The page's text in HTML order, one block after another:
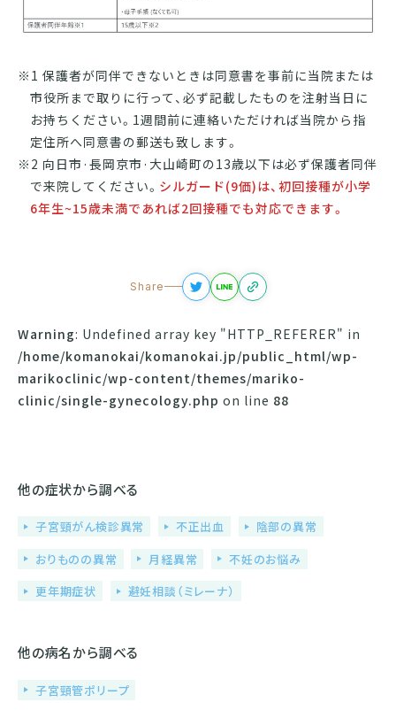
※ 1 保護者が同伴できないときは同意書を事前に当院または
市役所まで取りに行って、必ず記載したものを注射当日に
お持ちください。1週間前に連絡いただければ当院から指
定住所へ同意書の郵送も致します。
※ 2 向日市·長岡京市·大山崎町の13歳以下は必ず保護者同伴
で来院してください。 シルガード(9価)は、初回接種が小学
6年生~15歳未満であれば2回接種でも対応できます。
Warning: Undefined array key "HTTP_REFERER" in
/home/komanokai/komanokai.jp/public_html/wp-
marikoclinic/wp-content/themes/mariko-
clinic/single-gynecology.php on line 88
他の症状から調べる
子宮頸がん検診異常 不正出血
陰部の異常
おりものの異常
月経異常
不妊のお悩み
更年期症状
避妊相談（ミレーナ）
他の病名から調べる
子宮頸管ポリープ